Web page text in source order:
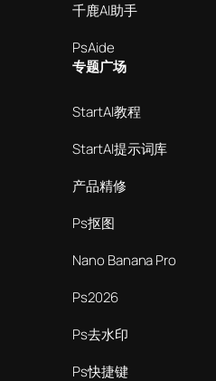
千鹿AI助手
PsAide
专题广场
StartAI教程
StartAI提示词库
产品精修
Ps抠图
Nano Banana Pro
Ps2026
Ps去水印
Ps快捷键